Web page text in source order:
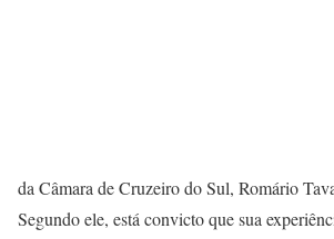
da Câmara de Cruzeiro do Sul, Romário
Segundo ele, está convicto que sua